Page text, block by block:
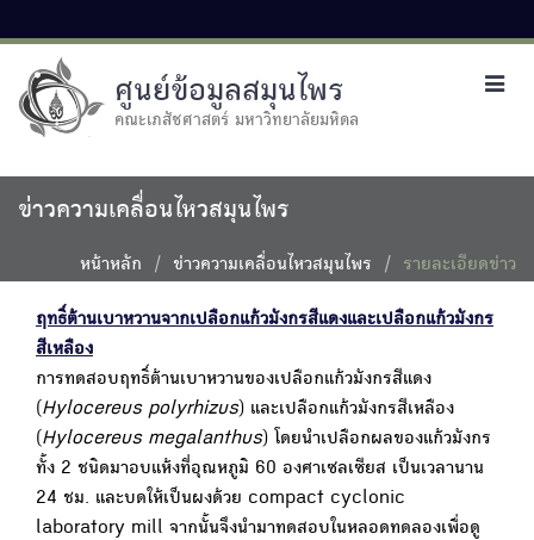
ศูนย์ข้อมูลสมุนไพร
คณะเภสัชศาสตร์ มหาวิทยาลัยมหิดล
ข่าวความเคลื่อนไหวสมุนไพร
หน้าหลัก ข่าวความเคลื่อนไหวสมุนไพร รายละเอียดข่าว
ฤทธิ์ต้านเบาหวานจากเปลือกแก้วมังกรสีแดงและเปลือกแก้วมังกร
สีเหลือง
การทดสอบฤทธิ์ต้านเบาหวานของเปลือกแก้วมังกรสีแดง
(Hylocereus polyrhizus) และเปลือกแก้วมังกรสีเหลือง
(Hylocereus megalanthus) โดยนำเปลือกผลของแก้วมังกร
ทั้ง 2 ชนิดมาอบแห้งที่อุณหภูมิ 60 องศาเซลเซียส เป็นเวลานาน
24 ชม. และบดให้เป็นผงด้วย compact cyclonic
laboratory mill จากนั้นจึงนำมาทดสอบในหลอดทดลองเพื่อดู